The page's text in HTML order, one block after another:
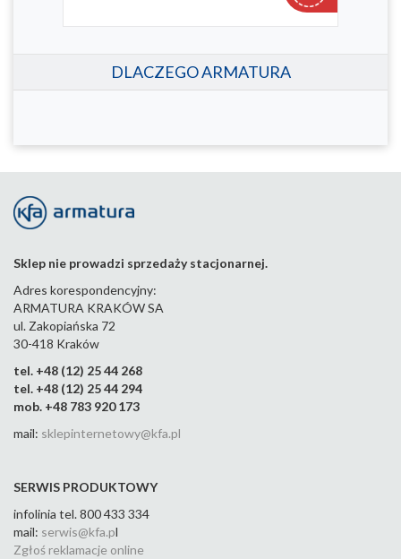
DLACZEGO ARMATURA
Sklep nie prowadzi sprzedaży stacjonarnej.
Adres korespondencyjny:
ARMATURA KRAKÓW SA
ul. Zakopiańska 72
30-418 Kraków
tel. +48 (12) 25 44 268
tel. +48 (12) 25 44 294
mob. +48 783 920 173
mail: sklepinternetowy@kfa.pl
SERWIS PRODUKTOWY
infolinia tel. 800 433 334
mail: serwis@kfa.pl
Zgłoś reklamacje online